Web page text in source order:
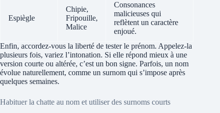
Espiègle
Chipie,
Fripouille,
Malice
Consonances
malicieuses qui
reflètent un caractère
enjoué.
Enfin, accordez-vous la liberté de tester le prénom. Appelez-la
plusieurs fois, variez l’intonation. Si elle répond mieux à une
version courte ou altérée, c’est un bon signe. Parfois, un nom
évolue naturellement, comme un surnom qui s’impose après
quelques semaines.
Habituer la chatte au nom et utiliser des surnoms courts